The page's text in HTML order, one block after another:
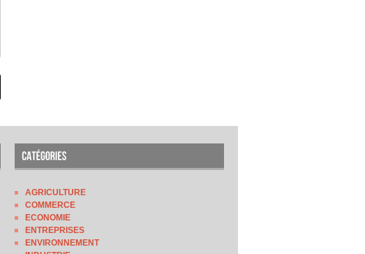
AGRICULTURE
COMMERCE
ECONOMIE
ENTREPRISES
ENVIRONNEMENT